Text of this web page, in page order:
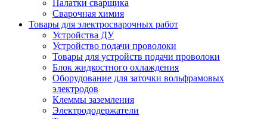
Палатки сварщика
Сварочная химия
Товары для электросварочных работ
Устройства ДУ
Устройство подачи проволоки
Товары для устройств подачи проволоки
Блок жидкостного охлаждения
Оборудование для заточки вольфрамовых
электродов
Клеммы заземления
Электрододержатели